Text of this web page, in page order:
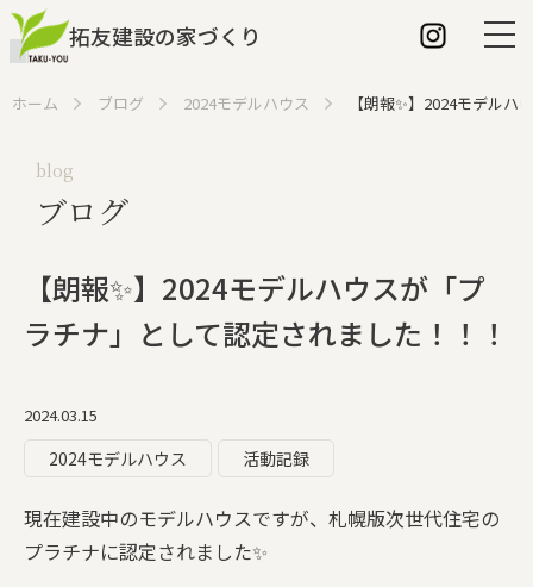
拓友建設の家づくり
ホーム
こだわり
パッシブ換気
ホーム ブログ 2024モデルハウス 【朗報✨】2024モデル
blog
ブログ
【朗報✨】2024モデルハウスが「プ
ラチナ」として認定されました！！！
2024.03.15
2024モデルハウス 活動記録
現在建設中のモデルハウスですが、札幌版次世代住宅の
プラチナに認定されました✨